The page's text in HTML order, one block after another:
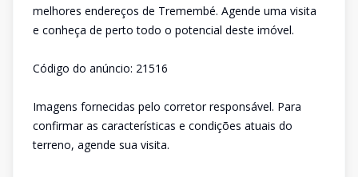
melhores endereços de Tremembé. Agende uma visita
e conheça de perto todo o potencial deste imóvel.
Código do anúncio: 21516
Imagens fornecidas pelo corretor responsável. Para
confirmar as características e condições atuais do
terreno, agende sua visita.